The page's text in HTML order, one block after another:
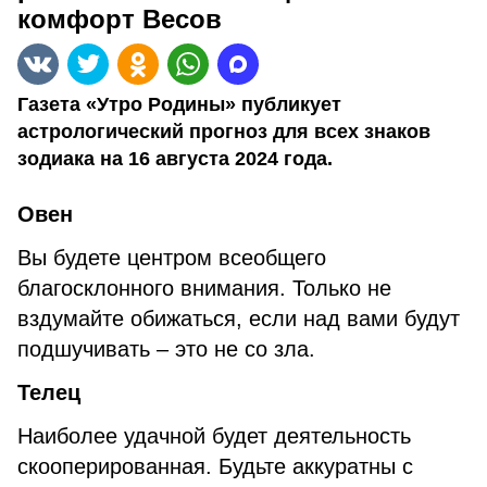
комфорт Весов
Газета «Утро Родины» публикует
астрологический прогноз для всех знаков
зодиака на 16 августа 2024 года.
Овен
Вы будете центром всеобщего
благосклонного внимания. Только не
вздумайте обижаться, если над вами будут
подшучивать – это не со зла.
Телец
Наиболее удачной будет деятельность
скооперированная. Будьте аккуратны с